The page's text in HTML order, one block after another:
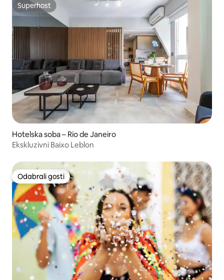
Superhost
Superhost
Hotelska soba – Rio de Janeiro
Ekskluzivni Baixo Leblon
Odabrali gosti
Odabrali gosti